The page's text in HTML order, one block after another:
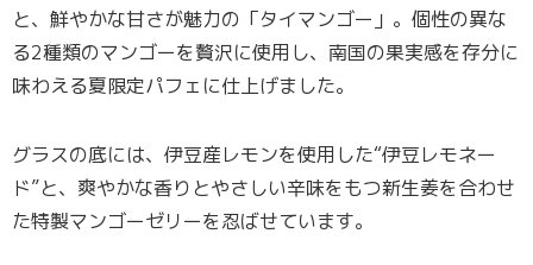
と、鮮やかな甘さが魅力の「タイマンゴー」。個性の異な
る2種類のマンゴーを贅沢に使用し、南国の果実感を存分に
味わえる夏限定パフェに仕上げました。
グラスの底には、伊豆産レモンを使用した“伊豆レモネー
ド”と、爽やかな香りとやさしい辛味をもつ新生姜を合わせ
た特製マンゴーゼリーを忍ばせています。